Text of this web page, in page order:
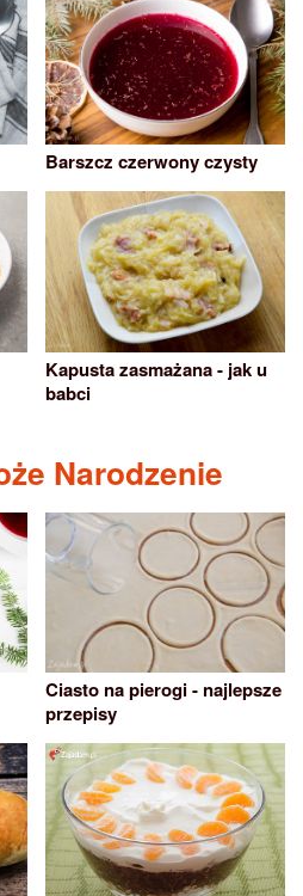
Barszcz czerwony czysty
Kapusta zasmażana - jak u
babci
Narodzenie
Ciasto na pierogi - najlepsze
przepisy